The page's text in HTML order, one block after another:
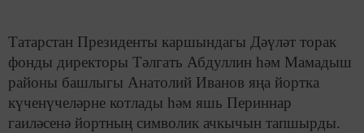
Татарстан Президенты каршындагы Дәүләт торак
фонды директоры Тәлгать Абдуллин һәм Мамадыш
районы башлыгы Анатолий Иванов яңа йортка
күченүчеләрне котлады һәм яшь Периннар
гаиләсенә йортның символик ачкычын тапшырды.